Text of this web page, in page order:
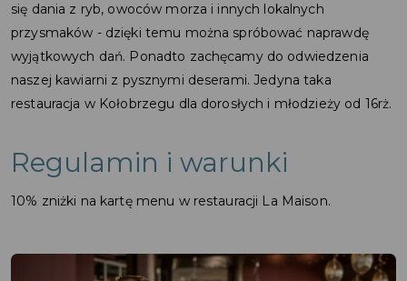
się dania z ryb, owoców morza i innych lokalnych
przysmaków - dzięki temu można spróbować naprawdę
wyjątkowych dań. Ponadto zachęcamy do odwiedzenia
naszej kawiarni z pysznymi deserami. Jedyna taka
restauracja w Kołobrzegu dla dorosłych i młodzieży od 16rż.
Regulamin i warunki
10% zniżki na kartę menu w restauracji La Maison.